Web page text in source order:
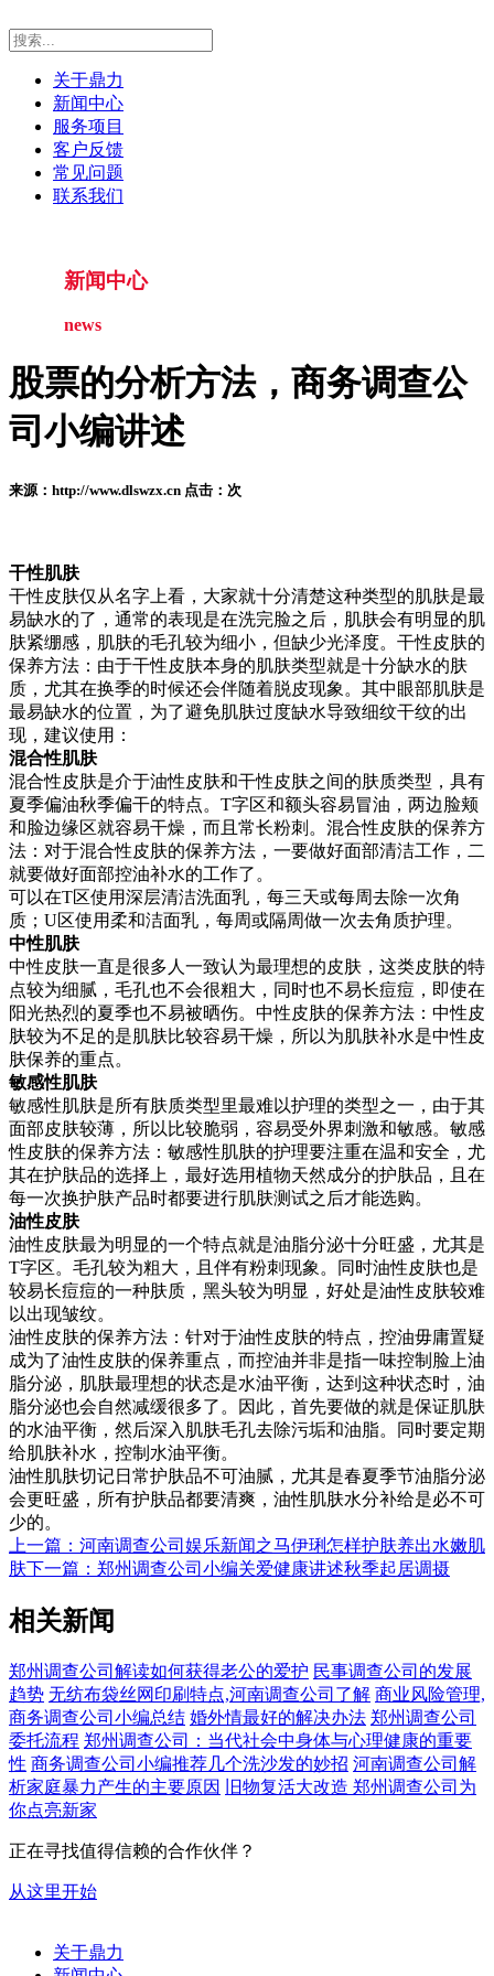
关于鼎力
新闻中心
服务项目
客户反馈
常见问题
联系我们
新闻中心
news
股票的分析方法，商务调查公
司小编讲述
来源：http://www.dlswzx.cn 点击： 次
干性肌肤
干性皮肤仅从名字上看，大家就十分清楚这种类型的肌肤是最
易缺水的了，通常的表现是在洗完脸之后，肌肤会有明显的肌
肤紧绷感，肌肤的毛孔较为细小，但缺少光泽度。干性皮肤的
保养方法：由于干性皮肤本身的肌肤类型就是十分缺水的肤
质，尤其在换季的时候还会伴随着脱皮现象。其中眼部肌肤是
最易缺水的位置，为了避免肌肤过度缺水导致细纹干纹的出
现，建议使用：
混合性肌肤
混合性皮肤是介于油性皮肤和干性皮肤之间的肤质类型，具有
夏季偏油秋季偏干的特点。T字区和额头容易冒油，两边脸颊
和脸边缘区就容易干燥，而且常长粉刺。混合性皮肤的保养方
法：对于混合性皮肤的保养方法，一要做好面部清洁工作，二
就要做好面部控油补水的工作了。
可以在T区使用深层清洁洗面乳，每三天或每周去除一次角
质；U区使用柔和洁面乳，每周或隔周做一次去角质护理。
中性肌肤
中性皮肤一直是很多人一致认为最理想的皮肤，这类皮肤的特
点较为细腻，毛孔也不会很粗大，同时也不易长痘痘，即使在
阳光热烈的夏季也不易被晒伤。中性皮肤的保养方法：中性皮
肤较为不足的是肌肤比较容易干燥，所以为肌肤补水是中性皮
肤保养的重点。
敏感性肌肤
敏感性肌肤是所有肤质类型里最难以护理的类型之一，由于其
面部皮肤较薄，所以比较脆弱，容易受外界刺激和敏感。敏感
性皮肤的保养方法：敏感性肌肤的护理要注重在温和安全，尤
其在护肤品的选择上，最好选用植物天然成分的护肤品，且在
每一次换护肤产品时都要进行肌肤测试之后才能选购。
油性皮肤
油性皮肤最为明显的一个特点就是油脂分泌十分旺盛，尤其是
T字区。毛孔较为粗大，且伴有粉刺现象。同时油性皮肤也是
较易长痘痘的一种肤质，黑头较为明显，好处是油性皮肤较难
以出现皱纹。
油性皮肤的保养方法：针对于油性皮肤的特点，控油毋庸置疑
成为了油性皮肤的保养重点，而控油并非是指一味控制脸上油
脂分泌，肌肤最理想的状态是水油平衡，达到这种状态时，油
脂分泌也会自然减缓很多了。因此，首先要做的就是保证肌肤
的水油平衡，然后深入肌肤毛孔去除污垢和油脂。同时要定期
给肌肤补水，控制水油平衡。
油性肌肤切记日常护肤品不可油腻，尤其是春夏季节油脂分泌
会更旺盛，所有护肤品都要清爽，油性肌肤水分补给是必不可
少的。
上一篇：河南调查公司娱乐新闻之马伊琍怎样护肤养出水嫩肌
肤下一篇：郑州调查公司小编关爱健康讲述秋季起居调摄
相关新闻
郑州调查公司解读如何获得老公的爱护 民事调查公司的发展
趋势 无纺布袋丝网印刷特点,河南调查公司了解 商业风险管理,
商务调查公司小编总结 婚外情最好的解决办法 郑州调查公司
委托流程 郑州调查公司：当代社会中身体与心理健康的重要
性 商务调查公司小编推荐几个洗沙发的妙招 河南调查公司解
析家庭暴力产生的主要原因
旧物复活大改造 郑州调查公司为
你点亮新家
正在寻找值得信赖的合作伙伴？
从这里开始
关于鼎力